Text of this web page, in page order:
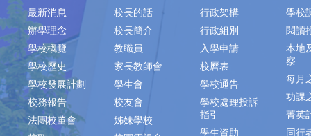
最新消息
辦學理念
學校概覽
學校歷史
學校發展計劃
校務報告
法團校董會
校長的話
校長簡介
教職員
家長教師會
學生會
校友會
姊妹學校
行政架構
行政組別
入學申請
校曆表
學校通告
學校處理投訴
指引
學生資助
學校
閱讀
本地
察
每月
功課
菁英
同行